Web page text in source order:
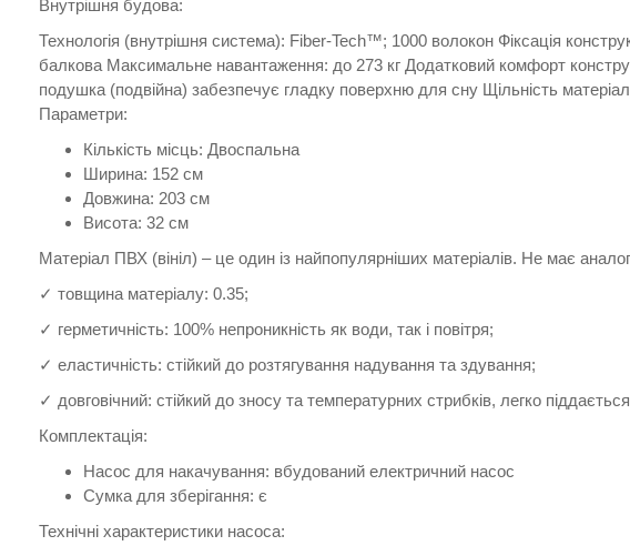
Внутрішня будова:
Технологія (внутрішня система): Fiber-Tech™; 1000 волокон Фіксація
балкова Максимальне навантаження: до 273 кг Додатковий комфорт
подушка (подвійна) забезпечує гладку поверхню для сну Щільність
Параметри:
Кількість місць: Двоспальна
Ширина: 152 см
Довжина: 203 см
Висота: 32 см
Матеріал ПВХ (вініл) – це один із найпопулярніших матеріалів. Не має
✓ товщина матеріалу: 0.35;
✓ герметичність: 100% непроникність як води, так і повітря;
✓ еластичність: стійкий до розтягування надування та здування;
✓ довговічний: стійкий до зносу та температурних стрибків, легко
Комплектація:
Насос для накачування: вбудований електричний насос
Сумка для зберігання: є
Технічні характеристики насоса: